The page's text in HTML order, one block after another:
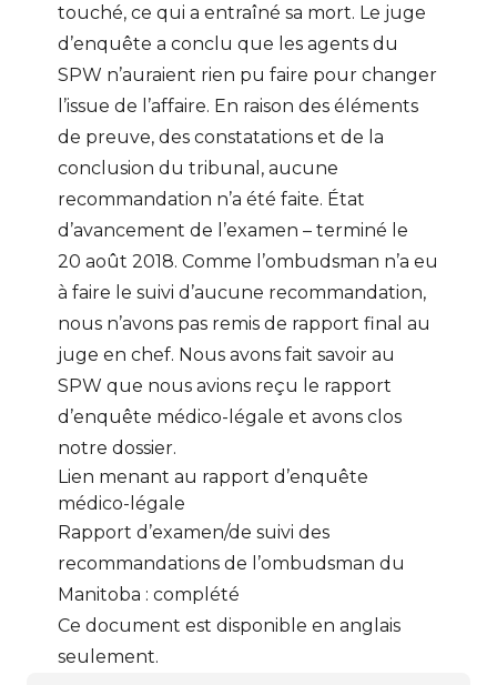
touché, ce qui a entraîné sa mort. Le juge
d’enquête a conclu que les agents du
SPW n’auraient rien pu faire pour changer
l’issue de l’affaire. En raison des éléments
de preuve, des constatations et de la
conclusion du tribunal, aucune
recommandation n’a été faite. État
d’avancement de l’examen – terminé le
20 août 2018. Comme l’ombudsman n’a eu
à faire le suivi d’aucune recommandation,
nous n’avons pas remis de rapport final au
juge en chef. Nous avons fait savoir au
SPW que nous avions reçu le rapport
d’enquête médico-légale et avons clos
notre dossier.
Lien menant au rapport d’enquête
médico-légale
Rapport d’examen/de suivi des
recommandations de l’ombudsman du
Manitoba : complété
Ce document est disponible en anglais
seulement.